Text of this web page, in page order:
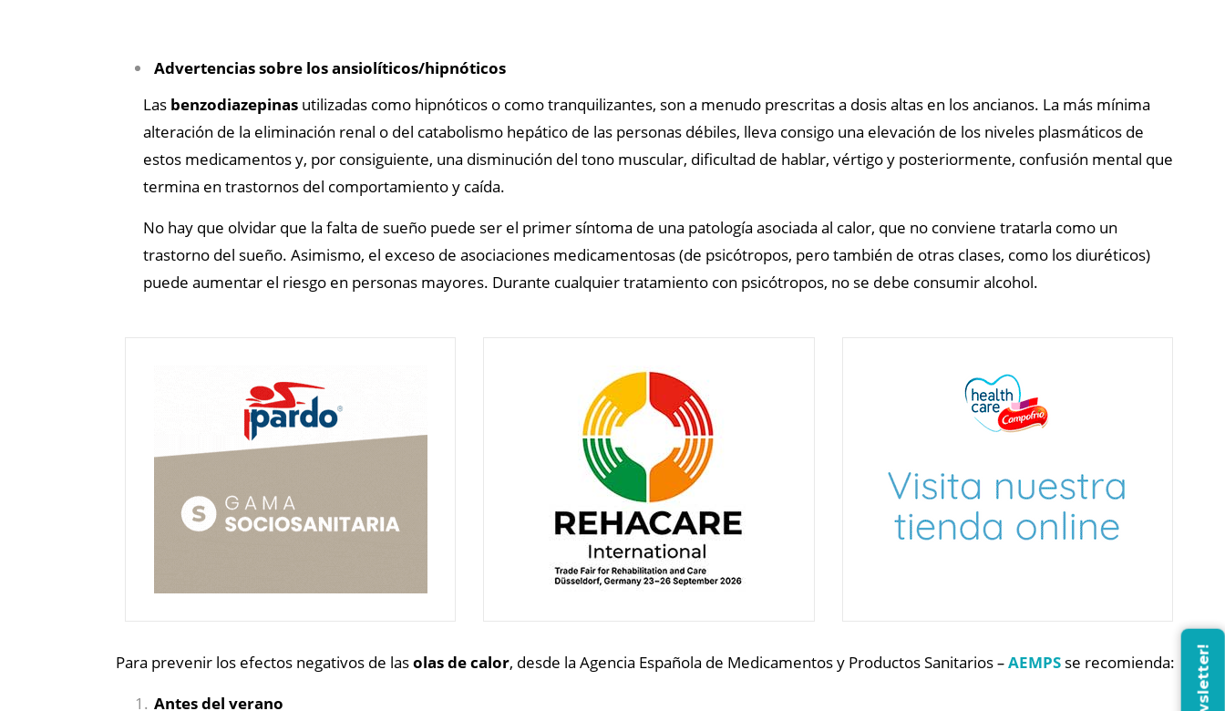
Advertencias sobre los ansiolíticos/hipnóticos
Las benzodiazepinas utilizadas como hipnóticos o como tranquilizantes, son a menudo prescritas a dosis altas en los ancianos. La más mínima
alteración de la eliminación renal o del catabolismo hepático de las personas débiles, lleva consigo una elevación de los niveles plasmáticos de
estos medicamentos y, por consiguiente, una disminución del tono muscular, dificultad de hablar, vértigo y posteriormente, confusión mental que
termina en trastornos del comportamiento y caída.
No hay que olvidar que la falta de sueño puede ser el primer síntoma de una patología asociada al calor, que no conviene tratarla como un
trastorno del sueño. Asimismo, el exceso de asociaciones medicamentosas (de psicótropos, pero también de otras clases, como los diuréticos)
puede aumentar el riesgo en personas mayores. Durante cualquier tratamiento con psicótropos, no se debe consumir alcohol.
Para prevenir los efectos negativos de lasolas de calor, desde la Agencia Española de Medicamentos y Productos Sanitarios–AEMPS se recomienda:
Antes del verano